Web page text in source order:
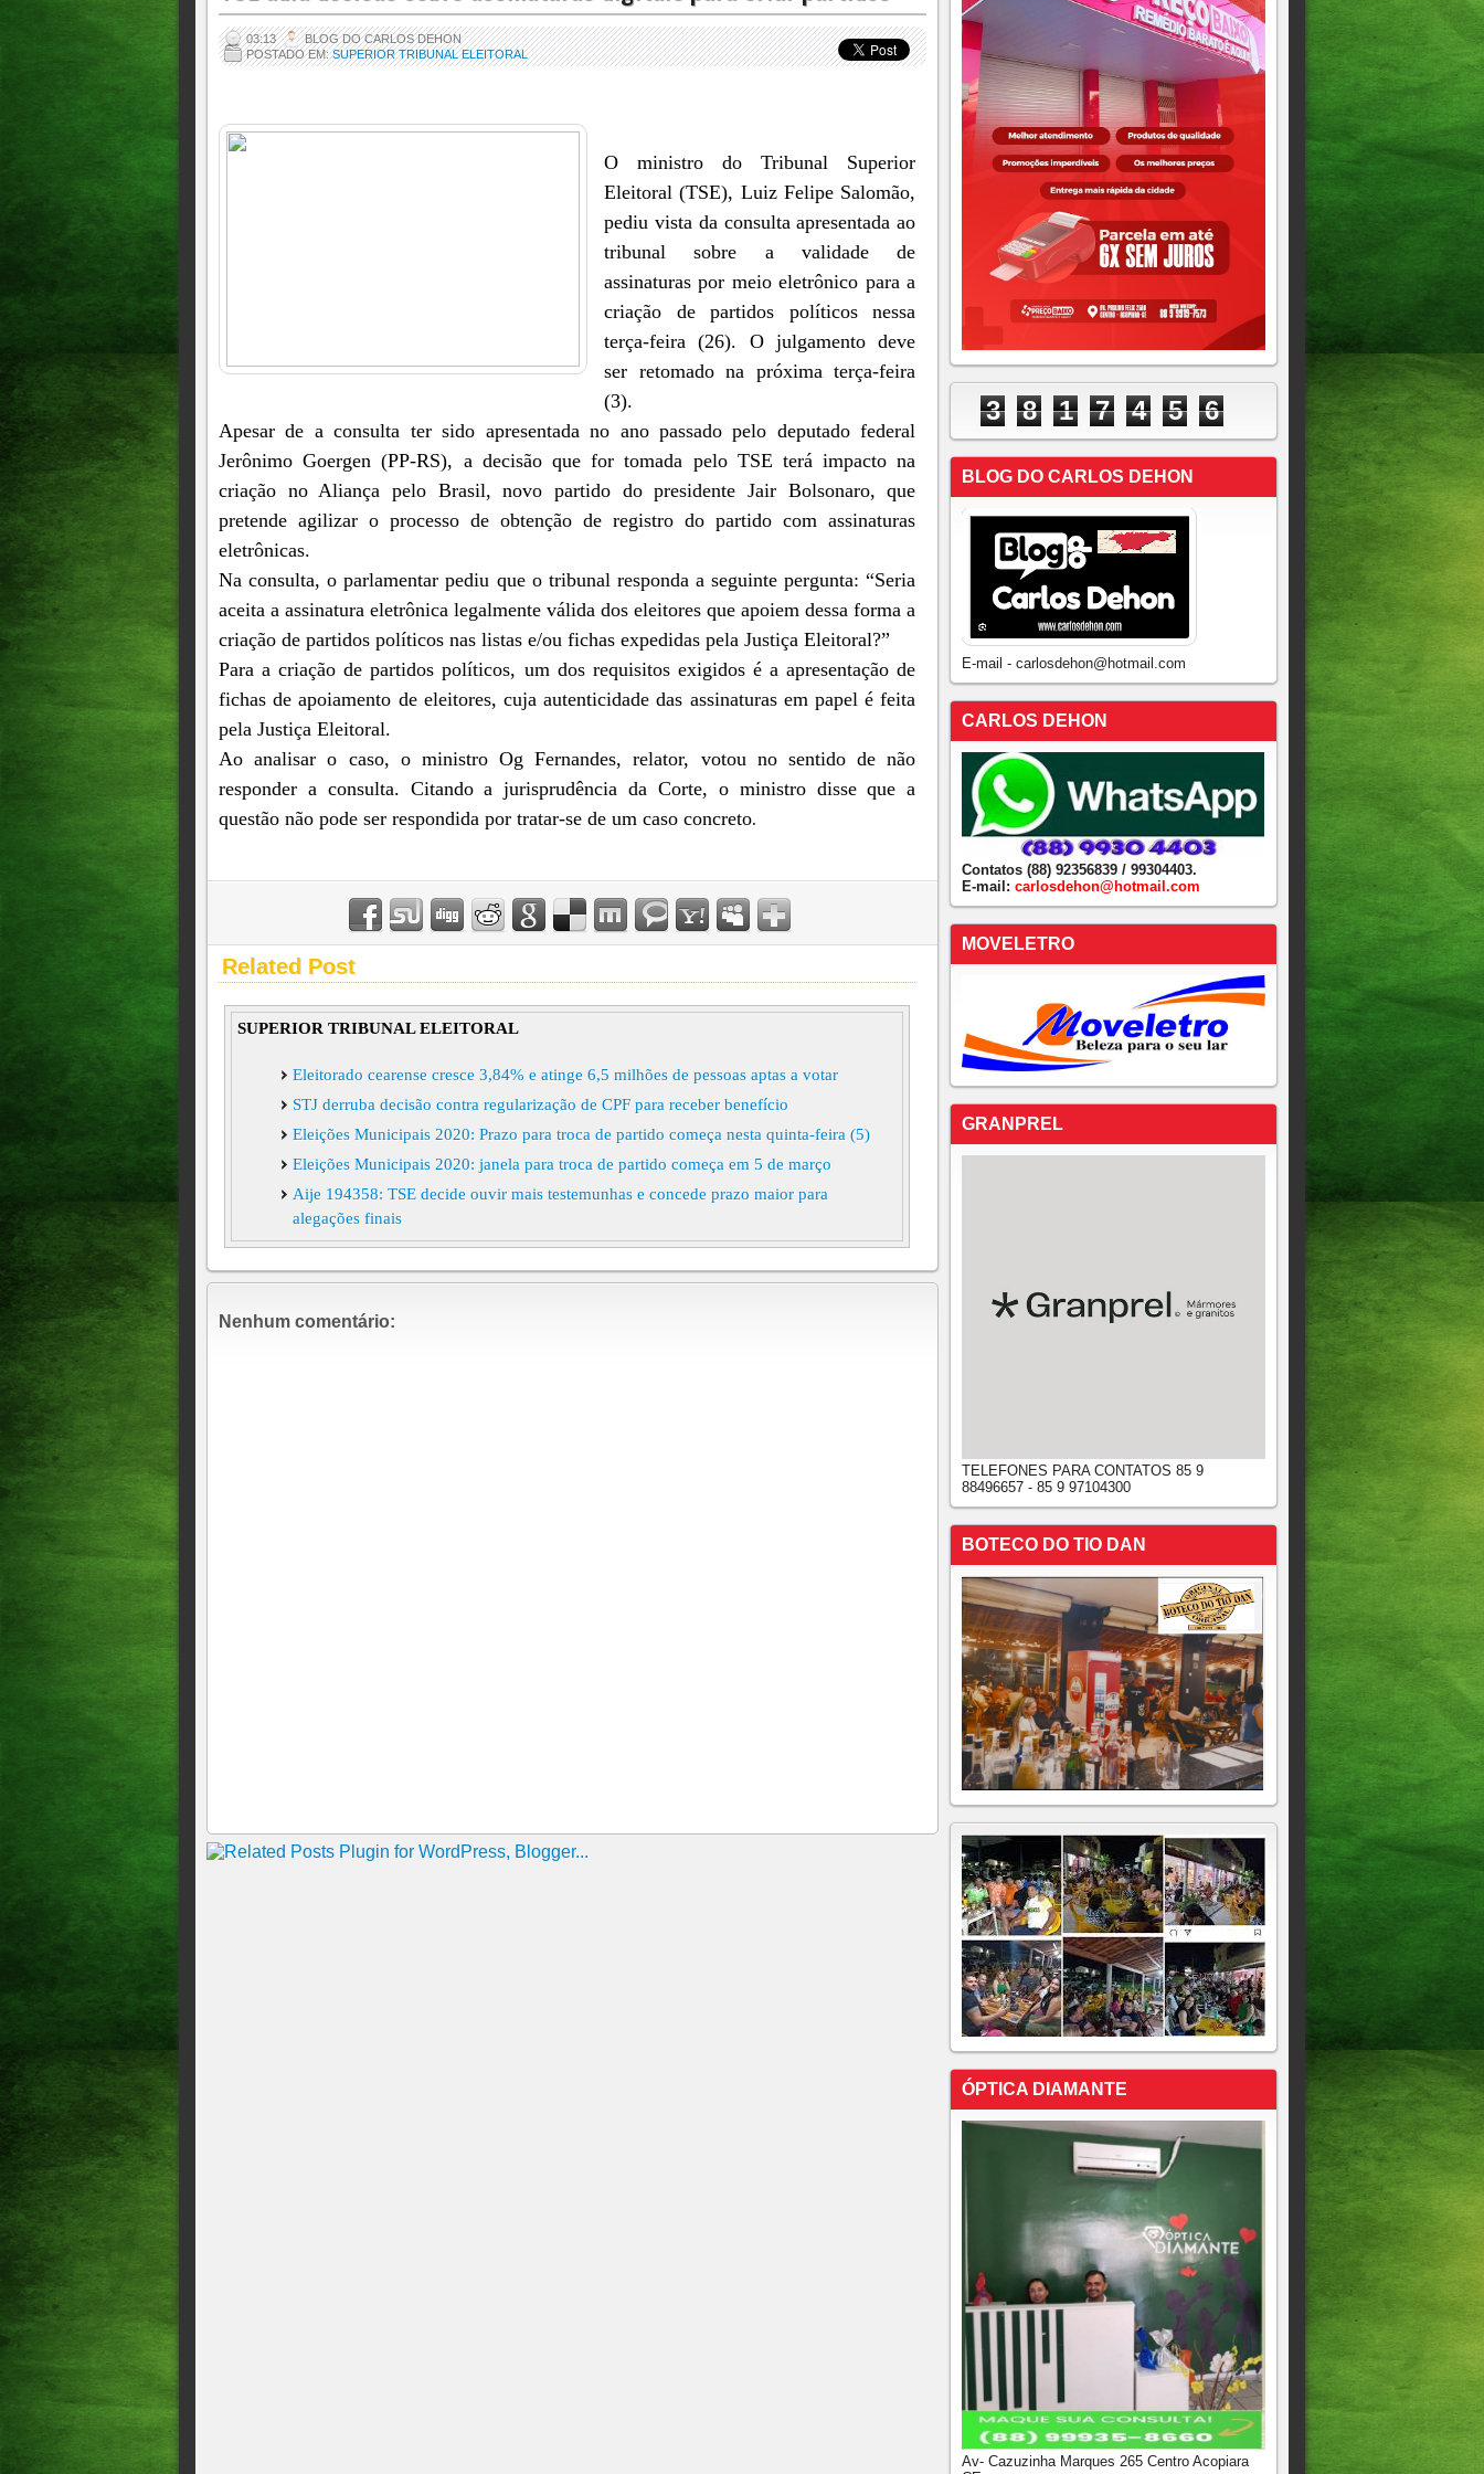
03:13
BLOG DO CARLOS DEHON
POSTADO EM:SUPERIOR TRIBUNAL ELEITORAL
O ministro do Tribunal Superior
Eleitoral (TSE), Luiz Felipe Salomão,
pediu vista da consulta apresentada ao
tribunal sobre a validade de
assinaturas por meio eletrônico para a
criação de partidos políticos nessa
terça-feira (26). O julgamento deve
ser retomado na próxima terça-feira
(3).
Apesar de a consulta ter sido apresentada no ano passado pelo deputado federal
Jerônimo Goergen (PP-RS), a decisão que for tomada pelo TSE terá impacto na
criação no Aliança pelo Brasil, novo partido do presidente Jair Bolsonaro, que
pretende agilizar o processo de obtenção de registro do partido com assinaturas
eletrônicas.
Na consulta, o parlamentar pediu que o tribunal responda a seguinte pergunta: “Seria
aceita a assinatura eletrônica legalmente válida dos eleitores que apoiem dessa forma a
criação de partidos políticos nas listas e/ou fichas expedidas pela Justiça Eleitoral?”
Para a criação de partidos políticos, um dos requisitos exigidos é a apresentação de
fichas de apoiamento de eleitores, cuja autenticidade das assinaturas em papel é feita
pela Justiça Eleitoral.
Ao analisar o caso, o ministro Og Fernandes, relator, votou no sentido de não
responder a consulta. Citando a jurisprudência da Corte, o ministro disse que a
questão não pode ser respondida por tratar-se de um caso concreto.
Related Post
SUPERIOR TRIBUNAL ELEITORAL
Eleitorado cearense cresce 3,84% e atinge 6,5 milhões de pessoas aptas a votar
STJ derruba decisão contra regularização de CPF para receber benefício
Eleições Municipais 2020: Prazo para troca de partido começa nesta quinta-feira (5)
Eleições Municipais 2020: janela para troca de partido começa em 5 de março
Aije 194358: TSE decide ouvir mais testemunhas e concede prazo maior para
alegações finais
Em decisão final, TSE confirma vitória do prefeito Ramilson Moraes em Aiuaba (CE)
Nenhum comentário:
3 8 1 7 4 5 6
BLOG DO CARLOS DEHON
E-mail - carlosdehon@hotmail.com
CARLOS DEHON
Contatos (88) 92356839 / 99304403.
E-mail: carlosdehon@hotmail.com
MOVELETRO
GRANPREL
TELEFONES PARA CONTATOS 85 9
88496657 - 85 9 97104300
BOTECO DO TIO DAN
ÓPTICA DIAMANTE
Av- Cazuzinha Marques 265 Centro Acopiara